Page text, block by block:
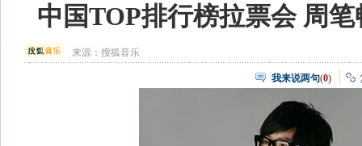
中国TOP排行榜拉票会 周
来源：搜狐音乐
我来说两句(0)